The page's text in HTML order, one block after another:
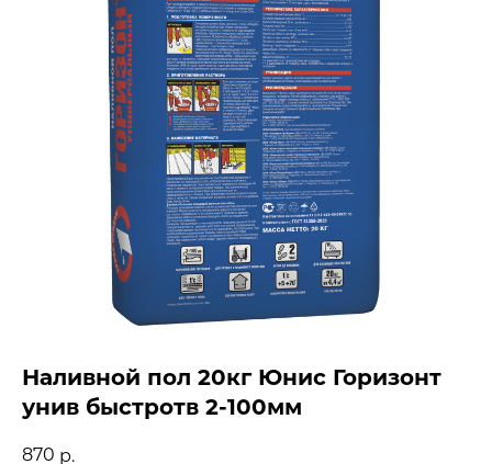
Наливной пол 20кг Юнис Горизонт
унив быстротв 2-100мм
870 р.